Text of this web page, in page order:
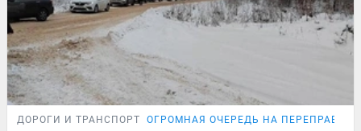
ДОРОГИ И ТРАНСПОРТ ОГРОМНАЯ ОЧЕРЕДЬ НА ПЕРЕПРАВУ